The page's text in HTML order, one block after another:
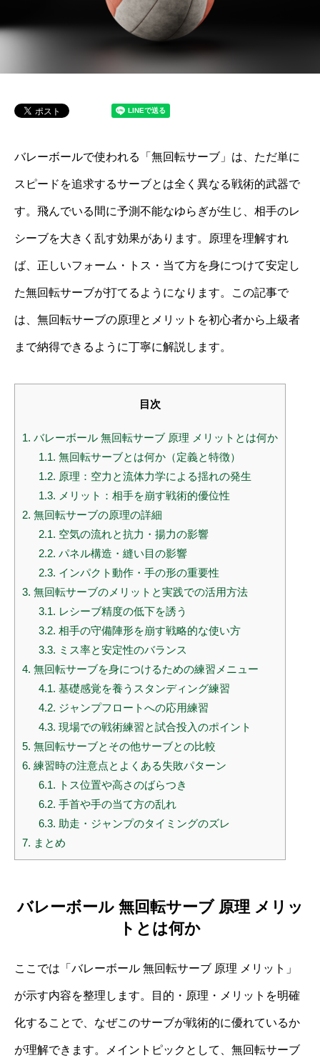
バレーボールで使われる「無回転サーブ」は、ただ単に
スピードを追求するサーブとは全く異なる戦術的武器で
す。飛んでいる間に予測不能なゆらぎが生じ、相手のレ
シーブを大きく乱す効果があります。原理を理解すれ
ば、正しいフォーム・トス・当て方を身につけて安定し
た無回転サーブが打てるようになります。この記事で
は、無回転サーブの原理とメリットを初心者から上級者
まで納得できるように丁寧に解説します。
目次
1. バレーボール 無回転サーブ 原理 メリットとは何か
1.1. 無回転サーブとは何か（定義と特徴）
1.2. 原理：空力と流体力学による揺れの発生
1.3. メリット：相手を崩す戦術的優位性
2. 無回転サーブの原理の詳細
2.1. 空気の流れと抗力・揚力の影響
2.2. パネル構造・縫い目の影響
2.3. インパクト動作・手の形の重要性
3. 無回転サーブのメリットと実践での活用方法
3.1. レシーブ精度の低下を誘う
3.2. 相手の守備陣形を崩す戦略的な使い方
3.3. ミス率と安定性のバランス
4. 無回転サーブを身につけるための練習メニュー
4.1. 基礎感覚を養うスタンディング練習
4.2. ジャンプフロートへの応用練習
4.3. 現場での戦術練習と試合投入のポイント
5. 無回転サーブとその他サーブとの比較
6. 練習時の注意点とよくある失敗パターン
6.1. トス位置や高さのばらつき
6.2. 手首や手の当て方の乱れ
6.3. 助走・ジャンプのタイミングのズレ
7. まとめ
バレーボール 無回転サーブ 原理 メリッ
トとは何か
ここでは「バレーボール 無回転サーブ 原理 メリット」
が示す内容を整理します。目的・原理・メリットを明確
化することで、なぜこのサーブが戦術的に優れているか
が理解できます。メイントピックとして、無回転サーブ